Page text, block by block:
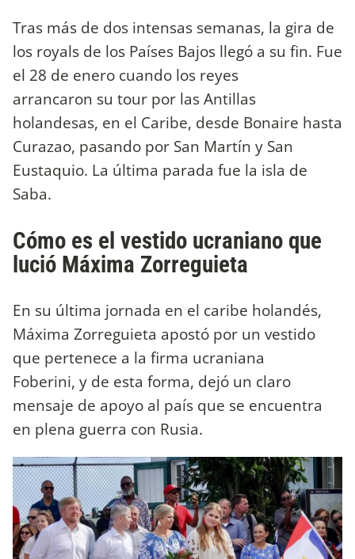
Tras más de dos intensas semanas, la gira de
los royals de los Países Bajos llegó a su fin. Fue
el 28 de enero cuando los reyes
arrancaron su tour por las Antillas
holandesas, en el Caribe, desde Bonaire hasta
Curazao, pasando por San Martín y San
Eustaquio. La última parada fue la isla de
Saba.
Cómo es el vestido ucraniano que
lució Máxima Zorreguieta
En su última jornada en el caribe holandés,
Máxima Zorreguieta apostó por un vestido
que pertenece a la firma ucraniana
Foberini, y de esta forma, dejó un claro
mensaje de apoyo al país que se encuentra
en plena guerra con Rusia.